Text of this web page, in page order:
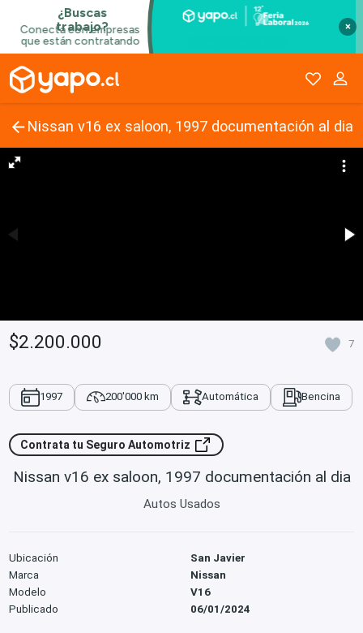
×
Nissan v16 ex saloon, 1997 documentación al dia
$2.200.000 7
1997 200'000 km Automática Bencina
Contrata tu Seguro Automotriz
Nissan v16 ex saloon, 1997 documentación al dia
Autos Usados
Ubicación
San Javier
Marca
Nissan
Modelo
V16
Publicado
06/01/2024